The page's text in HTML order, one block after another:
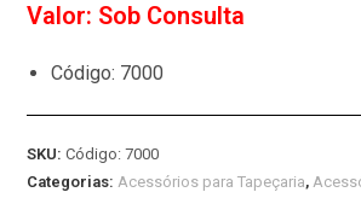
Valor: Sob Consulta
Código: 7000
SKU:Código: 7000
Categorias:Acessórios para Tapeçaria,